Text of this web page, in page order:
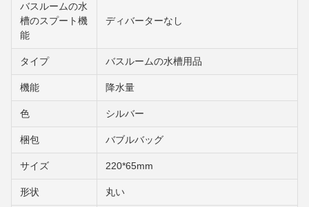
バスルームの水
槽のスプート機
能
ディバーターなし
タイプ バスルームの水槽用品
機能 降水量
色 シルバー
梱包 バブルバッグ
サイズ 220*65mm
形状 丸い